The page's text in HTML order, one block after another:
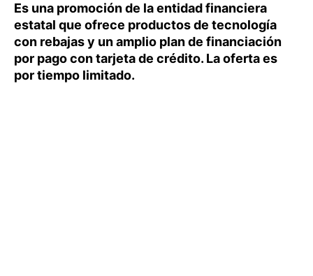
Es una promoción de la entidad financiera
estatal que ofrece productos de tecnología
con rebajas y un amplio plan de financiación
por pago con tarjeta de crédito. La oferta es
por tiempo limitado.